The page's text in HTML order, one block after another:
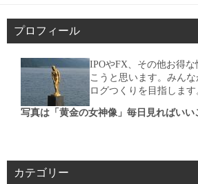
プロフィール
IPOやFX、その他お得
こうと思います。みん
ログつくりを目指します
写真は「黄金の女神像」毎日見ればいい
カテゴリー